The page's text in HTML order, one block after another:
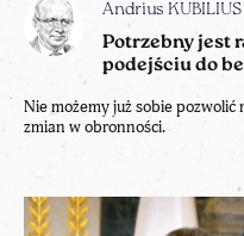
Andrius KUBILIUS
Potrzebny jest
podejściu do
Nie możemy już sobie
zmian w obronności.